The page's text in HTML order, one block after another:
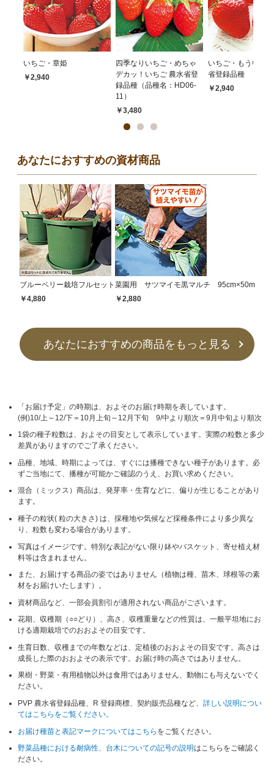
いちご・章姫
￥2,940
四季なりいちご・めちゃ
デカッ！いちご 農水省登
録品種（品種名：HD06-
11）
￥3,480
いちご・もういっ
省登録品種
￥2,940
あなたにおすすめの資材商品
ブルーベリー栽培フルセット
￥4,880
菜園用 サツマイモ黒マルチ 95cm×50m
￥2,880
あなたにおすすめの商品をもっと見る
「お届け予定」の時期は、およそのお届け時期を表しています。
(例)10/上～12/下＝10月上旬～12月下旬 9/中より順次＝9月中旬より順次
1袋の種子粒数は、およその目安として表示しています。実際の粒数と多少
差異がありますのでご了承ください。
品種、地域、時期によっては、すぐには播種できない種子があります。必
ずご当地にて、播種が可能かご確認のうえ、お買い求めください。
混合（ミックス）商品は、発芽率・生育などに、偏りが生じることがあり
ます。
種子の粒状( 粒の大きさ) は、採種地や気候など採種条件により多少異な
り、粒数も変わる場合があります。
写真はイメージです。特別な表記がない限り鉢やバスケット、寄せ植え材
料等は含まれません。
また、お届けする商品の姿ではありません（植物は種、苗木、球根等の素
材をお届けいたします）。
資材商品など、一部会員割引が適用されない商品がございます。
花期、収穫期（○○どり）、高さ、収穫重量などの性質は、一般平坦地にお
ける適期栽培でのおおよその目安です。
生育日数、収穫までの年数などは、定植後のおおよその目安です。高さは
成長した際のおおよその表示です。お届け時の高さではありません。
果樹・野菜・有用植物以外は食用ではありません、動物にも与えないでく
ださい。
PVP 農水省登録品種、R 登録商標、契約販売品種など、詳しい説明につい
てはこちらをご覧ください。
お届け種苗と表記マークについてはこちら をご覧ください。
野菜品種における耐病性、台木についての記号の説明はこちらをご確認く
ださい。